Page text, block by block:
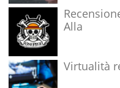
Alla
Virtualità